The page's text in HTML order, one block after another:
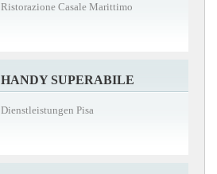
Ristorazione Casale Marittimo
HANDY SUPERABILE
Dienstleistungen Pisa